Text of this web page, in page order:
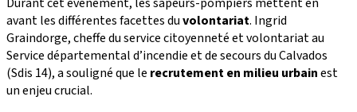
avant les différentes facettes duvolontariat. Ingrid
Graindorge, cheffe du service citoyenneté et volontariat au
Service départemental d’incendie et de secours du Calvados
(Sdis 14), a souligné que le recrutement en milieu urbainest
un enjeu crucial.